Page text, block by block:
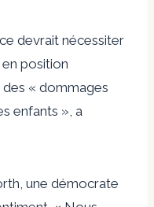
devrait nécessiter
en position
des « dommages
enfants », a
une démocrate